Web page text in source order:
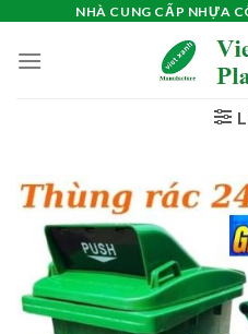
content
NHÀ CUNG CẤP NHỰA